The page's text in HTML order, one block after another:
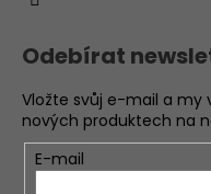
Odebírat
Vložte svůj e-mail a
nových produktech na
E-mail